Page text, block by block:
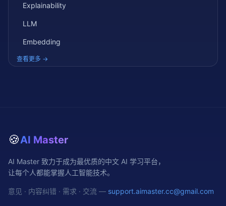
Explainability
LLM
Embedding
查看更多 →
🍪AI Master
AI Master 致力于成为最优质的中文 AI 学习平台，
让每个人都能掌握人工智能技术。
意见 · 内容纠错 · 需求 · 交流 — support.aimaster.cc@gmail.com